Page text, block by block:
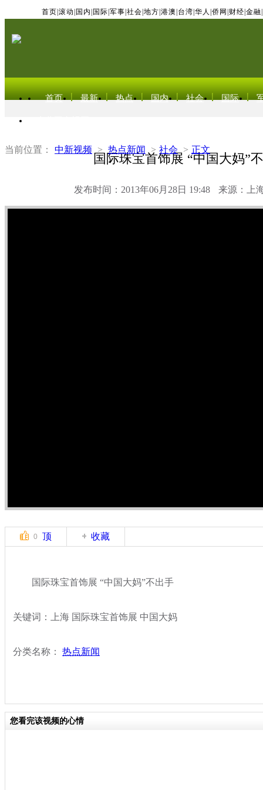
首页 滚动 国内 国际 军事 社会 地方 港澳 台湾 华人 侨网 财经 金融
首页 最新 热点 国内 社会 国际
当前位置： 中新视频 > 热点新闻 > 社会 > 正文
国际珠宝首饰展 “中国大妈”
发布时间：2013年06月28日 19:48 来源：上
0 顶 收藏
国际珠宝首饰展 “中国大妈”不出手
关键词：上海 国际珠宝首饰展 中国大妈
分类名称： 热点新闻
您看完该视频的心情